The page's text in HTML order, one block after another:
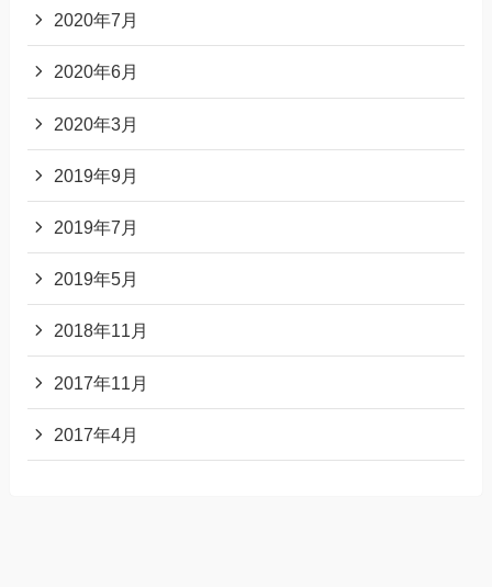
2020年7月
2020年6月
2020年3月
2019年9月
2019年7月
2019年5月
2018年11月
2017年11月
2017年4月